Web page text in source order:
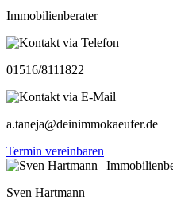
Immobilienberater
01516/8111822
a.taneja@deinimmokaeufer.de
Termin vereinbaren
Sven Hartmann